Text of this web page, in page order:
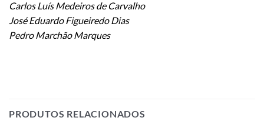
Carlos Luís Medeiros de Carvalho
José Eduardo Figueiredo Dias
Pedro Marchão Marques
PRODUTOS RELACIONADOS